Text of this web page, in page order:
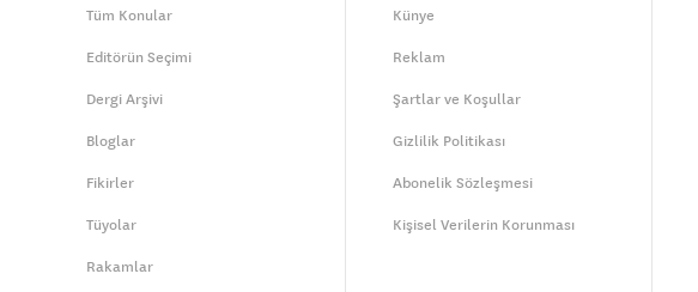
Tüm Konular
Editörün Seçimi
Dergi Arşivi
Bloglar
Fikirler
Tüyolar
Rakamlar
Künye
Reklam
Şartlar ve Koşullar
Gizlilik Politikası
Abonelik Sözleşmesi
Kişisel Verilerin Korunması